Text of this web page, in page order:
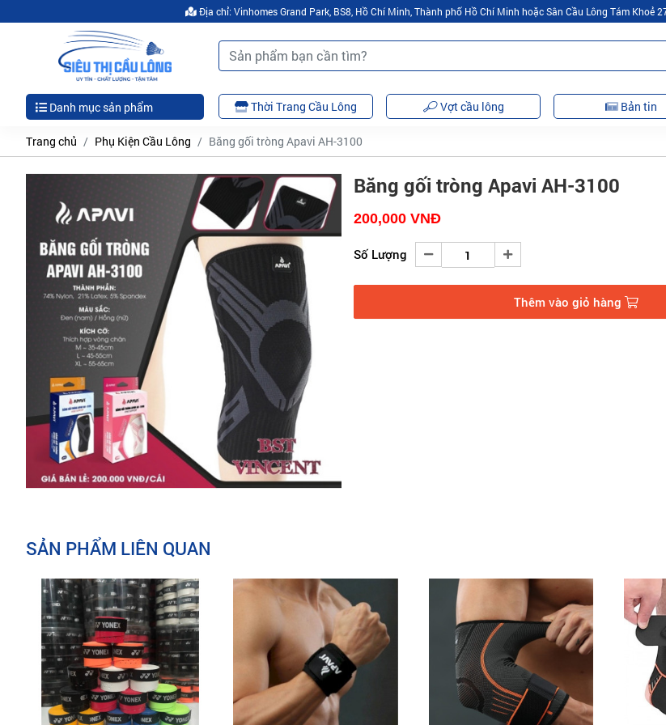
Địa chỉ: Vinhomes Grand Park, BS8, Hồ Chí Minh, Thành phố Hồ Chí Minh hoặc Sân Cầu Lông Tám Khoẻ
Danh mục sản phẩm Thời Trang Cầu Lông Vợt cầu lông Bản tin
Trang chủ Phụ Kiện Cầu Lông Băng gối tròng Apavi AH-3100
Băng gối tròng Apavi AH-3100
200,000 VNĐ
Số Lượng
Thêm vào giỏ hàng
SẢN PHẨM LIÊN QUAN